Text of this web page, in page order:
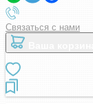
Связаться с нами